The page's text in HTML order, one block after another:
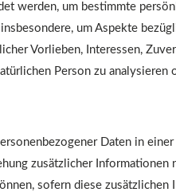
werden, um bestimmte
um Aspekte
Vorlieben, Interessen,
Person zu analysieren
Daten in
zusätzlicher Informationen
sofern diese zusätzlichen